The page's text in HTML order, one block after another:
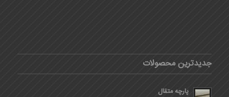
جدیدترین محصولات
پارچه متقال